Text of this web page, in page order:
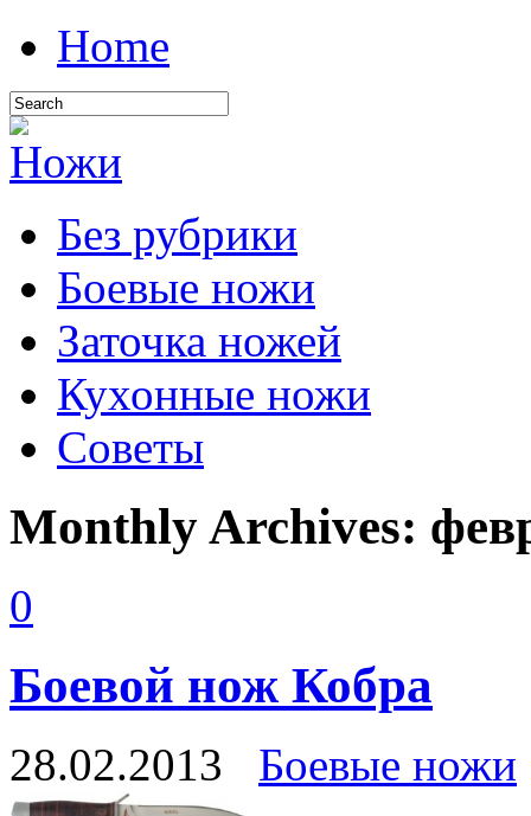
Home
Без рубрики
Боевые ножи
Заточка ножей
Кухонные ножи
Советы
Monthly Archives:
0
Боевой нож Кобра
28.02.2013 Боевые ножи